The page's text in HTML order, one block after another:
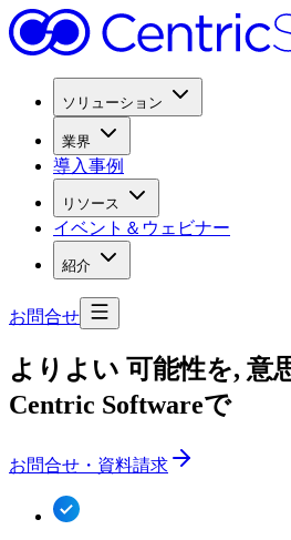
ソリューション
業界
導入事例
リソース
イベント＆ウェビナー
紹介
お問合せ
より よい 可能性を, 意
Centric Softwareで
お問合せ・資料請求